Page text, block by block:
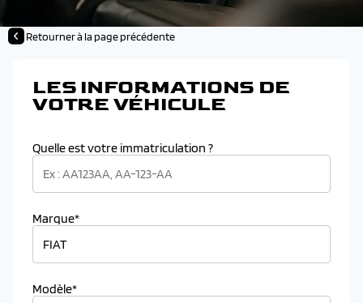
Retourner à la page précédente
LES INFORMATIONS DE
VOTRE VÉHICULE
Quelle est votre immatriculation ?
Marque*
Modèle*